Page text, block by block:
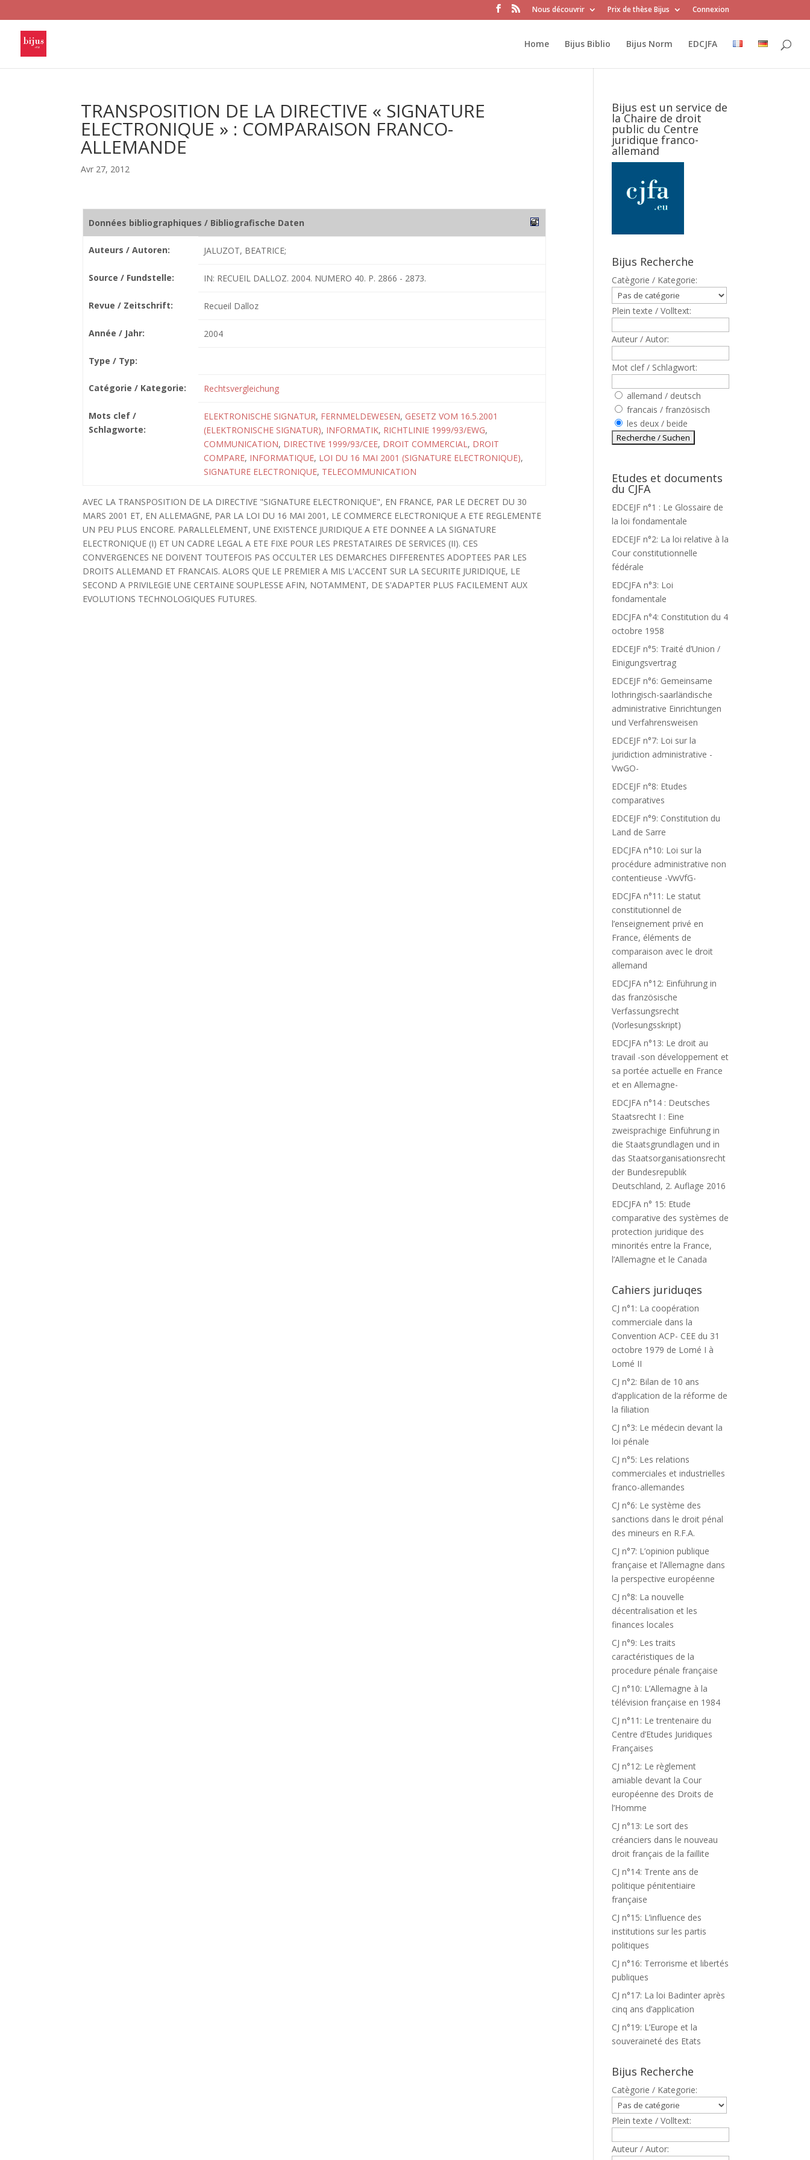
Nous découvrir Prix de thèse Bijus Connexion
Home Bijus Biblio Bijus Norm EDCJFA
TRANSPOSITION DE LA DIRECTIVE « SIGNATURE
ELECTRONIQUE » : COMPARAISON FRANCO-
ALLEMANDE
Avr 27, 2012
Données bibliographiques / Bibliografische Daten
Auteurs / Autoren: JALUZOT, BEATRICE;
Source / Fundstelle: IN: RECUEIL DALLOZ. 2004. NUMERO 40. P. 2866 - 2873.
Revue / Zeitschrift: Recueil Dalloz
Année / Jahr: 2004
Type / Typ:
Catégorie / Kategorie: Rechtsvergleichung
Mots clef /
Schlagworte:
ELEKTRONISCHE SIGNATUR, FERNMELDEWESEN, GESETZ VOM 16.5.2001
(ELEKTRONISCHE SIGNATUR), INFORMATIK, RICHTLINIE 1999/93/EWG,
COMMUNICATION, DIRECTIVE 1999/93/CEE, DROIT COMMERCIAL, DROIT
COMPARE, INFORMATIQUE, LOI DU 16 MAI 2001 (SIGNATURE ELECTRONIQUE),
SIGNATURE ELECTRONIQUE, TELECOMMUNICATION
AVEC LA TRANSPOSITION DE LA DIRECTIVE "SIGNATURE ELECTRONIQUE", EN FRANCE, PAR LE DECRET DU 30
MARS 2001 ET, EN ALLEMAGNE, PAR LA LOI DU 16 MAI 2001, LE COMMERCE ELECTRONIQUE A ETE REGLEMENTE
UN PEU PLUS ENCORE. PARALLELEMENT, UNE EXISTENCE JURIDIQUE A ETE DONNEE A LA SIGNATURE
ELECTRONIQUE (I) ET UN CADRE LEGAL A ETE FIXE POUR LES PRESTATAIRES DE SERVICES (II). CES
CONVERGENCES NE DOIVENT TOUTEFOIS PAS OCCULTER LES DEMARCHES DIFFERENTES ADOPTEES PAR LES
DROITS ALLEMAND ET FRANCAIS. ALORS QUE LE PREMIER A MIS L'ACCENT SUR LA SECURITE JURIDIQUE, LE
SECOND A PRIVILEGIE UNE CERTAINE SOUPLESSE AFIN, NOTAMMENT, DE S'ADAPTER PLUS FACILEMENT AUX
EVOLUTIONS TECHNOLOGIQUES FUTURES.
Bijus est un service de
la Chaire de droit
public du Centre
juridique franco-
allemand
Bijus Recherche
Catègorie / Kategorie:
Plein texte / Volltext:
Auteur / Autor:
Mot clef / Schlagwort:
allemand / deutsch
francais / französisch
les deux / beide
Etudes et documents
du CJFA
EDCEJF n°1 : Le Glossaire de
la loi fondamentale
EDCEJF n°2: La loi relative à la
Cour constitutionnelle
fédérale
EDCJFA n°3: Loi
fondamentale
EDCJFA n°4: Constitution du 4
octobre 1958
EDCEJF n°5: Traité d’Union /
Einigungsvertrag
EDCEJF n°6: Gemeinsame
lothringisch-saarländische
administrative Einrichtungen
und Verfahrensweisen
EDCEJF n°7: Loi sur la
juridiction administrative -
VwGO-
EDCEJF n°8: Etudes
comparatives
EDCEJF n°9: Constitution du
Land de Sarre
EDCJFA n°10: Loi sur la
procédure administrative non
contentieuse -VwVfG-
EDCJFA n°11: Le statut
constitutionnel de
l’enseignement privé en
France, éléments de
comparaison avec le droit
allemand
EDCJFA n°12: Einführung in
das französische
Verfassungsrecht
(Vorlesungsskript)
EDCJFA n°13: Le droit au
travail -son développement et
sa portée actuelle en France
et en Allemagne-
EDCJFA n°14 : Deutsches
Staatsrecht I : Eine
zweisprachige Einführung in
die Staatsgrundlagen und in
das Staatsorganisationsrecht
der Bundesrepublik
Deutschland, 2. Auflage 2016
EDCJFA n° 15: Etude
comparative des systèmes de
protection juridique des
minorités entre la France,
l’Allemagne et le Canada
Cahiers juriduqes
CJ n°1: La coopération
commerciale dans la
Convention ACP- CEE du 31
octobre 1979 de Lomé I à
Lomé II
CJ n°2: Bilan de 10 ans
d’application de la réforme de
la filiation
CJ n°3: Le médecin devant la
loi pénale
CJ n°5: Les relations
commerciales et industrielles
franco-allemandes
CJ n°6: Le système des
sanctions dans le droit pénal
des mineurs en R.F.A.
CJ n°7: L’opinion publique
française et l’Allemagne dans
la perspective européenne
CJ n°8: La nouvelle
décentralisation et les
finances locales
CJ n°9: Les traits
caractéristiques de la
procedure pénale française
CJ n°10: L’Allemagne à la
télévision française en 1984
CJ n°11: Le trentenaire du
Centre d’Etudes Juridiques
Françaises
CJ n°12: Le règlement
amiable devant la Cour
européenne des Droits de
l’Homme
CJ n°13: Le sort des
créanciers dans le nouveau
droit français de la faillite
CJ n°14: Trente ans de
politique pénitentiaire
française
CJ n°15: L’influence des
institutions sur les partis
politiques
CJ n°16: Terrorisme et libertés
publiques
CJ n°17: La loi Badinter après
cinq ans d’application
CJ n°19: L’Europe et la
souveraineté des Etats
Bijus Recherche
Catègorie / Kategorie:
Plein texte / Volltext:
Auteur / Autor: